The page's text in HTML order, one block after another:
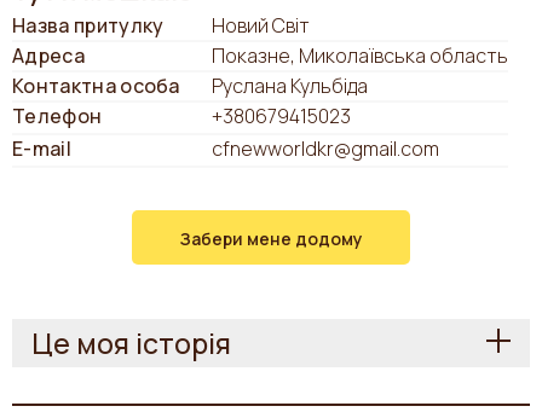
Назва притулку
Новий Світ
Адреса
Показне, Миколаївська область
Контактна особа
Руслана Кульбіда
Телефон
+380679415023
E-mail
cfnewworldkr@gmail.com
Забери мене додому
Це моя історія